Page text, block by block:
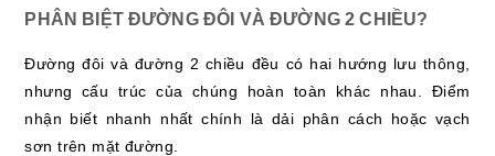
PHÂN BIỆT ĐƯỜNG ĐÔI VÀ ĐƯỜNG 2 CHIỀU?
Đường đôi và đường 2 chiều đều có hai hướng lưu thông,
nhưng cấu trúc của chúng hoàn toàn khác nhau. Điểm
nhận biết nhanh nhất chính là dải phân cách hoặc vạch
sơn trên mặt đường.